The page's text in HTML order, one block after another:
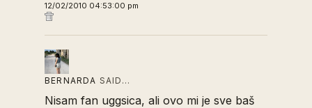
12/02/2010 04:53:00 pm
BERNARDA SAID…
Nisam fan uggsica, ali ovo mi je sve baš